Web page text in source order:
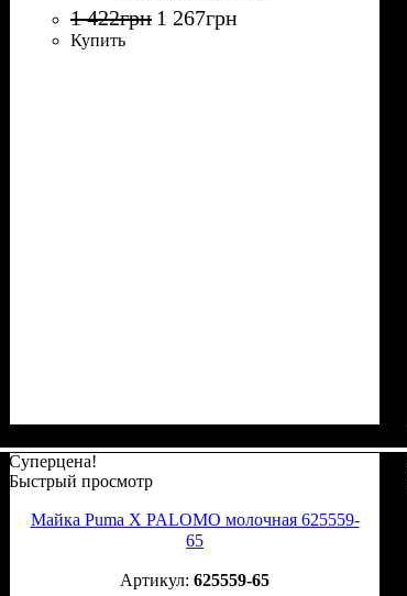
1 422грн 1 267грн
Купить
Суперцена!
Быстрый просмотр
Майка Puma X PALOMO молочная 625559-
65
625559-65